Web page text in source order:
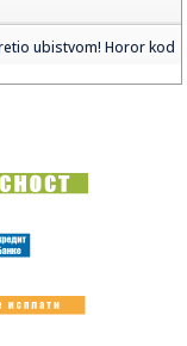
ubistvom! Horor kod
važan most saradnje i
Peti Mils
i pokušaj Kurtija da